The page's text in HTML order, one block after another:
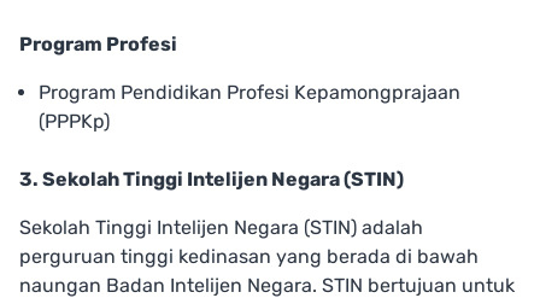
Program Profesi
Program Pendidikan Profesi Kepamongprajaan
(PPPKp)
3. Sekolah Tinggi Intelijen Negara (STIN)
Sekolah Tinggi Intelijen Negara (STIN) adalah
perguruan tinggi kedinasan yang berada di bawah
naungan Badan Intelijen Negara. STIN bertujuan untuk